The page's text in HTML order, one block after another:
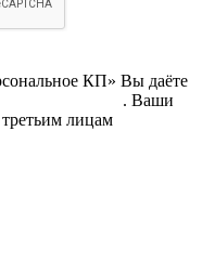
КП» Вы даёте
. Ваши
лицам